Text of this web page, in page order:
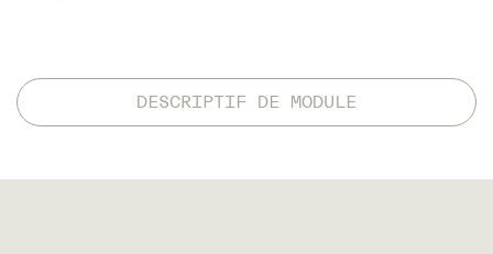
DESCRIPTIF DE MODULE